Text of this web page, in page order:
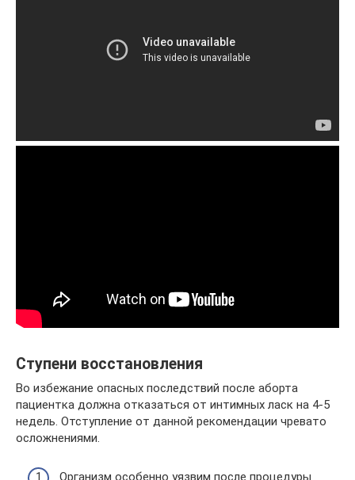
Ступени восстановления
Во избежание опасных последствий после аборта
пациентка должна отказаться от интимных ласк на 4-5
недель. Отступление от данной рекомендации чревато
осложнениями.
Организм особенно уязвим после процедуры